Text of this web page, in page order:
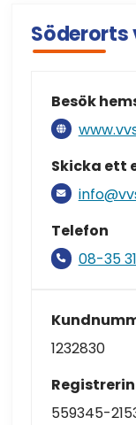
Söderorts
Besök
Skicka ett
Telefon
08-35
1232830
559345-